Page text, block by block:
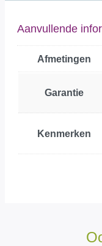
Aanvullende
Afmetingen
Garantie
Kenmerken